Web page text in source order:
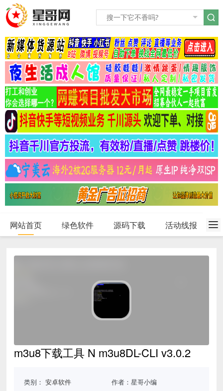
网站首页 绿色软件 源码下载 活动线报
m3u8下载工具 N m3u8DL-CLI v3.0.2
类别：安卓软件 作者：星哥小编